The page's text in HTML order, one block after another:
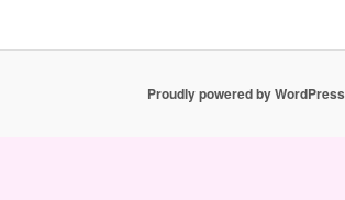
Proudly powered by WordPress